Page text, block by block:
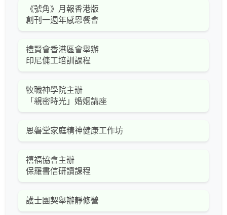
《號角》月報香港版
創刊一週年感恩餐會
禮賢會香港區會舉辦
印尼傭工培訓課程
牧職神學院主辦
「親密時光」婚姻講座
恩磐堂家庭精神健康工作坊
禧福協會主辦
保羅書信研讀課程
護士團契舉辦靜修營